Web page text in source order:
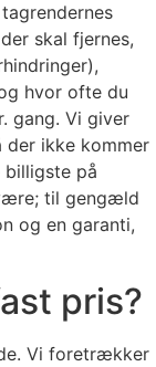
skal fjernes,
hvor ofte du
gang. Vi giver
der ikke kommer
billigste på
til gengæld
og en garanti,
pris?
Vi foretrækker